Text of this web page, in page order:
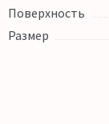
Поверхность
Размер